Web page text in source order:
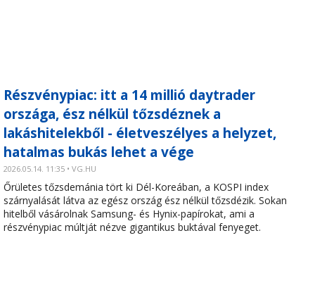
Részvénypiac: itt a 14 millió daytrader
országa, ész nélkül tőzsdéznek a
lakáshitelekből - életveszélyes a helyzet,
hatalmas bukás lehet a vége
2026.05.14. 11:35 • VG.HU
Őrületes tőzsdemánia tört ki Dél-Koreában, a KOSPI index
szárnyalását látva az egész ország ész nélkül tőzsdézik. Sokan
hitelből vásárolnak Samsung- és Hynix-papírokat, ami a
részvénypiac múltját nézve gigantikus buktával fenyeget.